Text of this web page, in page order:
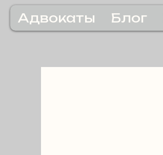
Адвокаты Блог